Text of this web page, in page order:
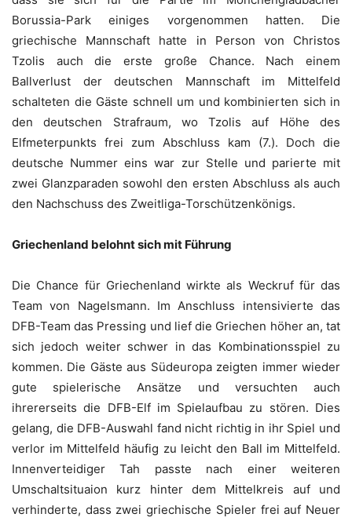
Borussia-Park einiges vorgenommen hatten. Die
griechische Mannschaft hatte in Person von Christos
Tzolis auch die erste große Chance. Nach einem
Ballverlust der deutschen Mannschaft im Mittelfeld
schalteten die Gäste schnell um und kombinierten sich in
den deutschen Strafraum, wo Tzolis auf Höhe des
Elfmeterpunkts frei zum Abschluss kam (7.). Doch die
deutsche Nummer eins war zur Stelle und parierte mit
zwei Glanzparaden sowohl den ersten Abschluss als auch
den Nachschuss des Zweitliga-Torschützenkönigs.
Griechenland belohnt sich mit Führung
Die Chance für Griechenland wirkte als Weckruf für das
Team von Nagelsmann. Im Anschluss intensivierte das
DFB-Team das Pressing und lief die Griechen höher an, tat
sich jedoch weiter schwer in das Kombinationsspiel zu
kommen. Die Gäste aus Südeuropa zeigten immer wieder
gute spielerische Ansätze und versuchten auch
ihrererseits die DFB-Elf im Spielaufbau zu stören. Dies
gelang, die DFB-Auswahl fand nicht richtig in ihr Spiel und
verlor im Mittelfeld häufig zu leicht den Ball im Mittelfeld.
Innenverteidiger Tah passte nach einer weiteren
Umschaltsituaion kurz hinter dem Mittelkreis auf und
verhinderte, dass zwei griechische Spieler frei auf Neuer